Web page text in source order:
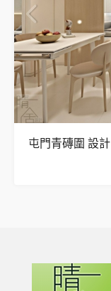
屯門青磚圍 設計